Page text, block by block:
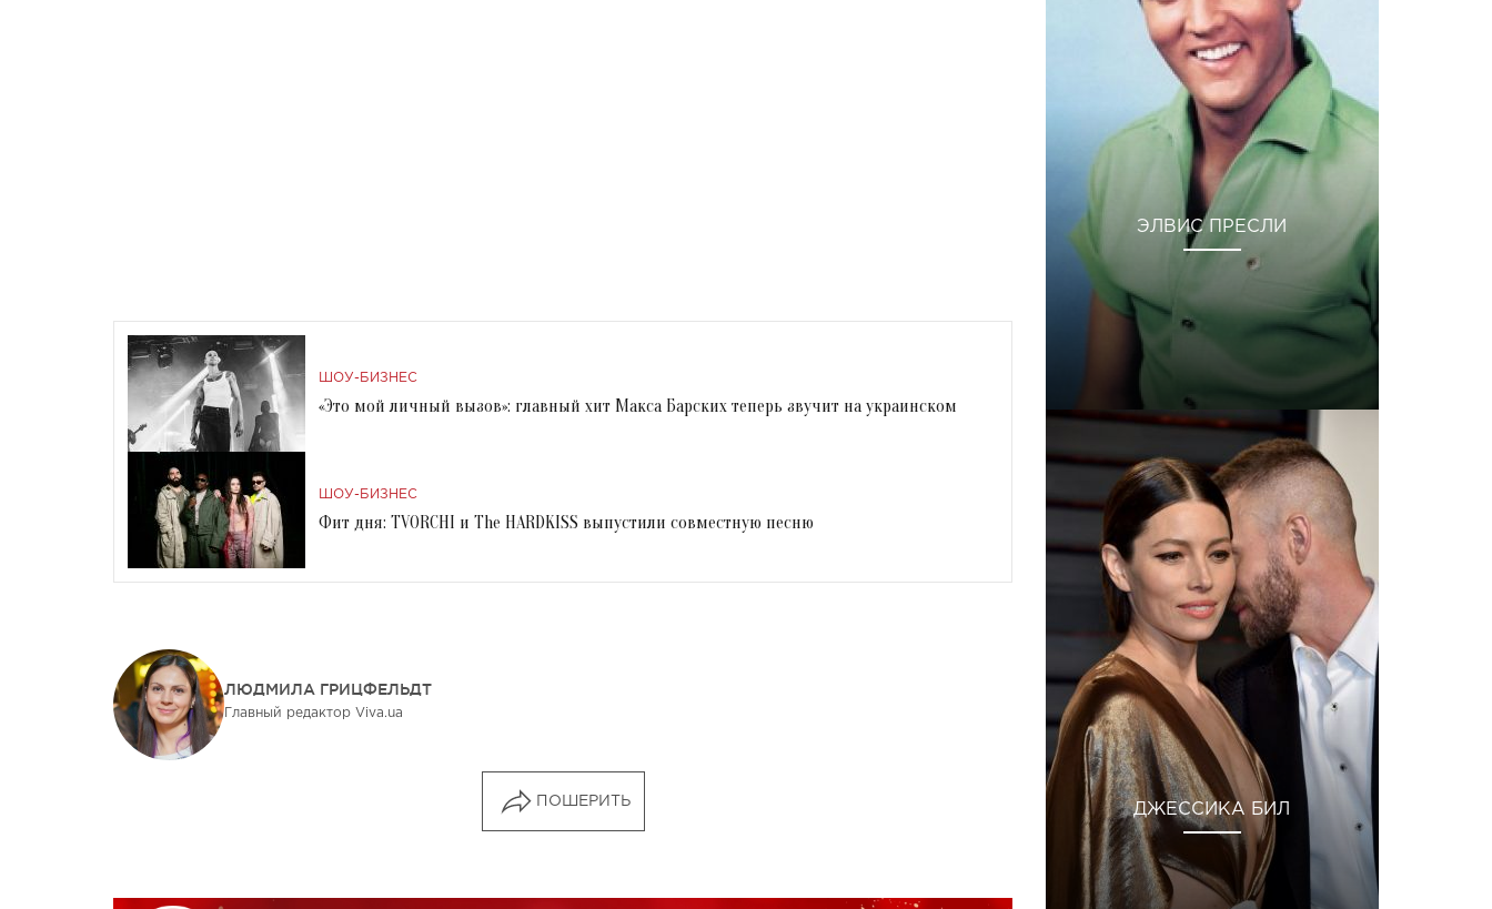
ШОУ-БИЗНЕС
«Это мой личный вызов»: главный хит Макса Барских теперь звучит на украинском
ШОУ-БИЗНЕС
Фит дня: TVORCHI и The HARDKISS выпустили совместную песню
ЛЮДМИЛА ГРИЦФЕЛЬДТ
Главный редактор Viva.ua
ПОШЕРИТЬ
ЭЛВИС ПРЕСЛИ
ДЖЕССИКА БИЛ